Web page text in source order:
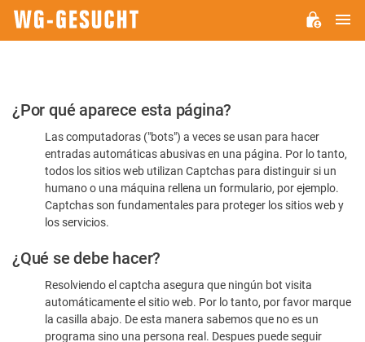
Por
favor,
confirme
humano
¿Por qué aparece esta página?
Las computadoras ("bots") a veces se usan para hacer
entradas automáticas abusivas en una página. Por lo tanto,
todos los sitios web utilizan Captchas para distinguir si un
humano o una máquina rellena un formulario, por ejemplo.
Captchas son fundamentales para proteger los sitios web y
los servicios.
¿Qué se debe hacer?
Resolviendo el captcha asegura que ningún bot visita
automáticamente el sitio web. Por lo tanto, por favor marque
la casilla abajo. De esta manera sabemos que no es un
programa sino una persona real. Despues puede seguir